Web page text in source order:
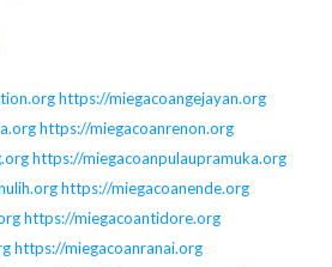
https://miegacoangejayan.org
https://miegacoanrenon.org
https://miegacoanpulaupramuka.org
https://miegacoanende.org
https://miegacoantidore.org
https://miegacoanranai.org